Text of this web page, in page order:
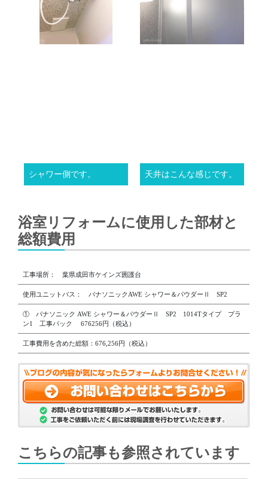
シャワー側です。 天井はこんな感じです。
浴室リフォームに使用した部材と
総額費用
工事場所： 葉県成田市ケインズ囲護台
使用ユニットバス： パナソニックAWE シャワー＆パウダーⅡ SP2
① パナソニック AWE シャワー＆パウダーⅡ SP2 1014Tタイプ プラ
ン1 工事パック 676256円（税込）
工事費用を含めた総額：676,256円（税込）
こちらの記事も参照されています